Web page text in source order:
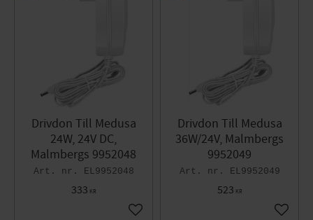
Drivdon Till Medusa
24W, 24V DC,
Malmbergs 9952048
EL9952048
333 KR
Lägg till i favoriter
Drivdon Till Medusa
36W/24V, Malmbergs
9952049
EL9952049
523 KR
Lägg